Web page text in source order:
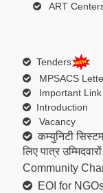
ART
Tenders
MPSACS
Important Link
Introduction
Vacancy
कम्युनिटी
लिए पात्र
Community
EOI for